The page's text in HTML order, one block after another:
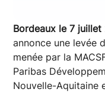
Bordeaux le 7
annonce une levée
menée par la
Paribas
Nouvelle-Aquitaine